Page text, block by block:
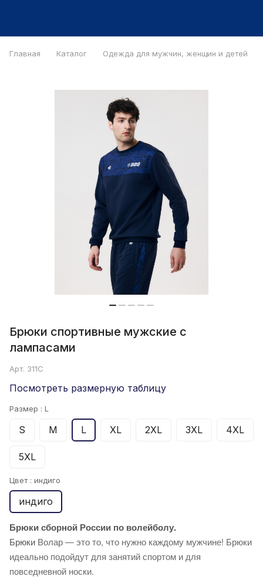
Главная Каталог Одежда для мужчин, женщин и детей
Брюки спортивные мужские с
лампасами
Арт. 311С
Посмотреть размерную таблицу
Размер : L
S M L XL 2XL 3XL 4XL
5XL
Цвет : индиго
индиго
Брюки сборной России по волейболу.
Брюки Волар — это то, что нужно каждому мужчине! Брюки
идеально подойдут для занятий спортом и для
повседневной носки.